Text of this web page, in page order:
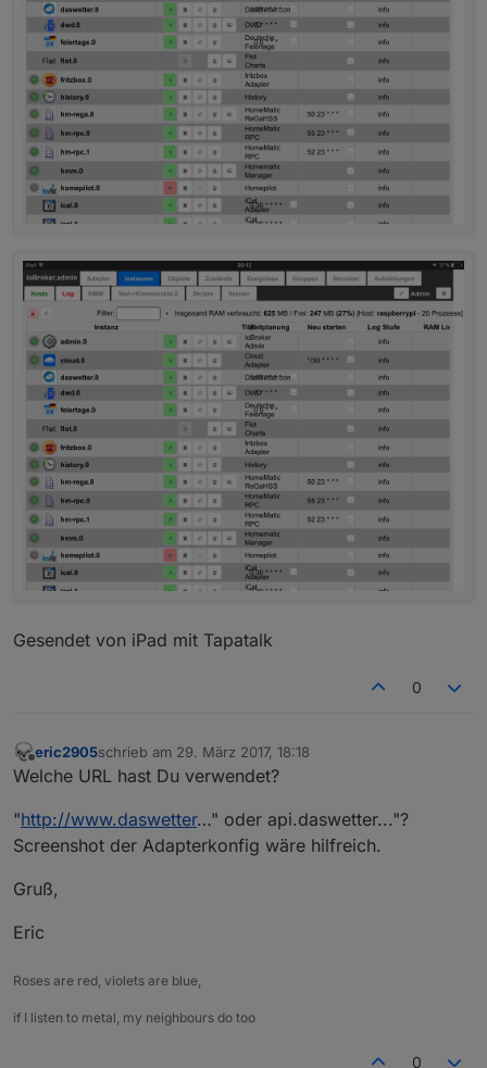
Gesendet von iPad mit Tapatalk
0
Offline
eric2905schrieb am 29. März 2017, 18:18
zuletzt editiert von
Welche URL hast Du verwendet?
"http://www.daswetter…" oder api.daswetter..."?
Screenshot der Adapterkonfig wäre hilfreich.
Gruß,
Eric
Roses are red, violets are blue,
if I listen to metal, my neighbours do too
0